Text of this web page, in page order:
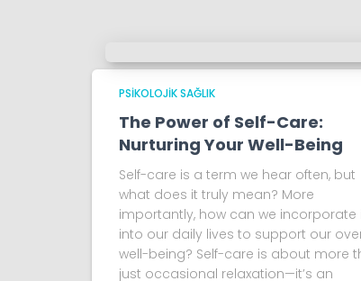
PSIKOLOJIK SAĞLIK
The Power of Self-Care:
Nurturing Your Well-Being
Self-care is a term we hear often, but
what does it truly mean? More
importantly, how can we incorporate
into our daily lives to support our
well-being? Self-care is about more
just occasional relaxation—it’s an